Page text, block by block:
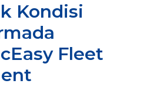
Kondisi
Fleet